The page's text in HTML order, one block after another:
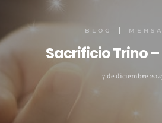
BLOG
Sacrificio Trino
7 de diciembre